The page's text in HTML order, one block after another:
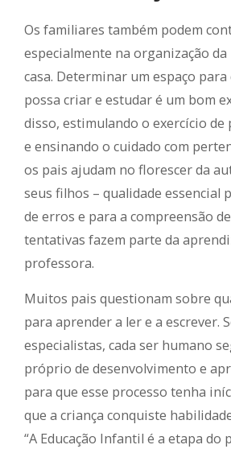
Os familiares também podem
especialmente na organização
casa. Determinar um espaço para
possa criar e estudar é um bom
disso, estimulando o exercício de
e ensinando o cuidado com
os pais ajudam no florescer da
seus filhos – qualidade essencial
de erros e para a compreensão
tentativas fazem parte da
professora.
Muitos pais questionam sobre
para aprender a ler e a escrever.
especialistas, cada ser humano
próprio de desenvolvimento e
para que esse processo tenha
que a criança conquiste
“A Educação Infantil é a etapa do